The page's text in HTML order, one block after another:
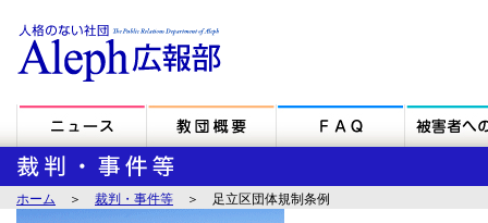
ホーム ＞ 裁判・事件等 ＞ 足立区団体規制条例